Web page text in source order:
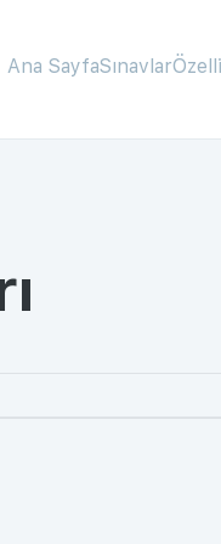
Ana SayfaSınavlar